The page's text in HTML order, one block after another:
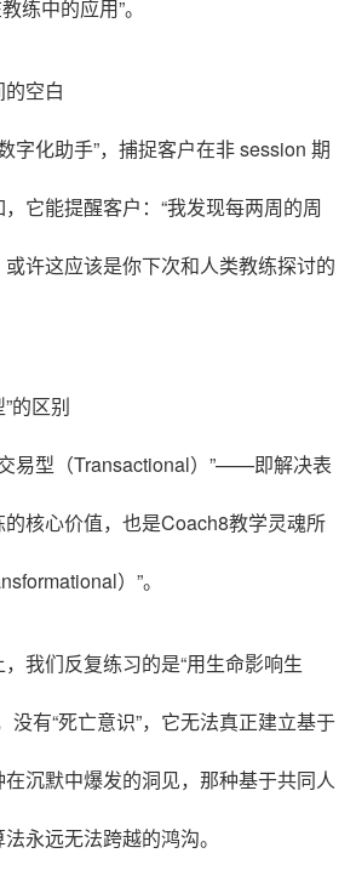
练中的应用”。
空白
字化助手”，捕捉客户在非 session 期
它能提醒客户：“我发现每两周的周
许这应该是你下次和人类教练探讨的
的区别
易型（Transactional）”——即解决表
核心价值，也是Coach8教学灵魂所
）”。
我们反复练习的是“用生命影响生
没有“死亡意识”，它无法真正建立基于
沉默中爆发的洞见，那种基于共同人
永远无法跨越的鸿沟。